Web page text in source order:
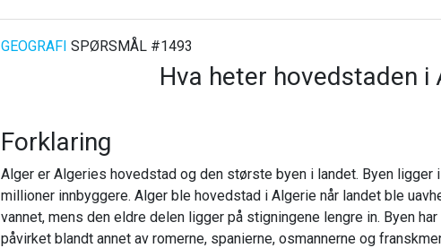
GEOGRAFI SPØRSMÅL #1493
Hva heter hovedstaden i
Forklaring
Alger er Algeries hovedstad og den største byen i landet. Byen ligger
millioner innbyggere. Alger ble hovedstad i Algerie når landet ble
vannet, mens den eldre delen ligger på stigningene lengre in. Byen
påvirket blandt annet av romerne, spanierne, osmannerne og